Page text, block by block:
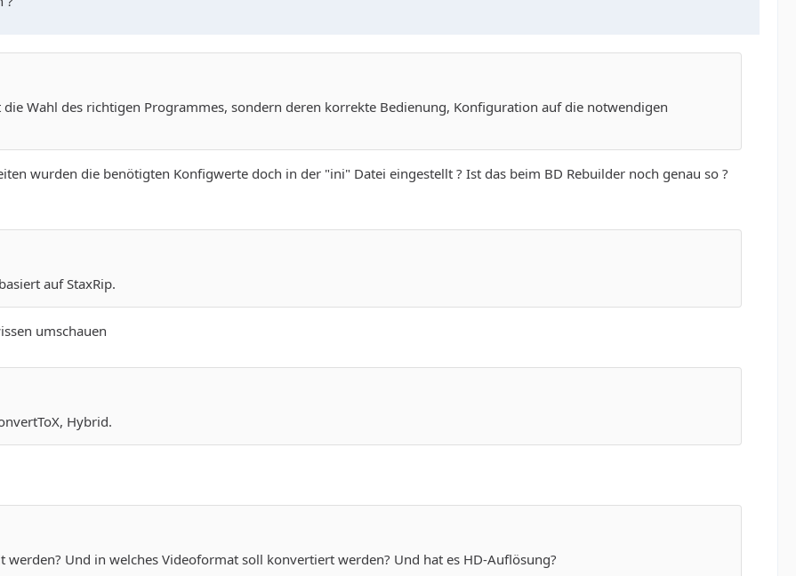
Wahl des richtigen Programmes, sondern deren korrekte Bedienung, Konfiguration auf die notwendigen
wurden die benötigten Konfigwerte doch in der "ini" Datei eingestellt ? Ist das beim BD Rebuilder noch genau so ?
auf StaxRip.
umschauen
Hybrid.
Und in welches Videoformat soll konvertiert werden? Und hat es HD-Auflösung?